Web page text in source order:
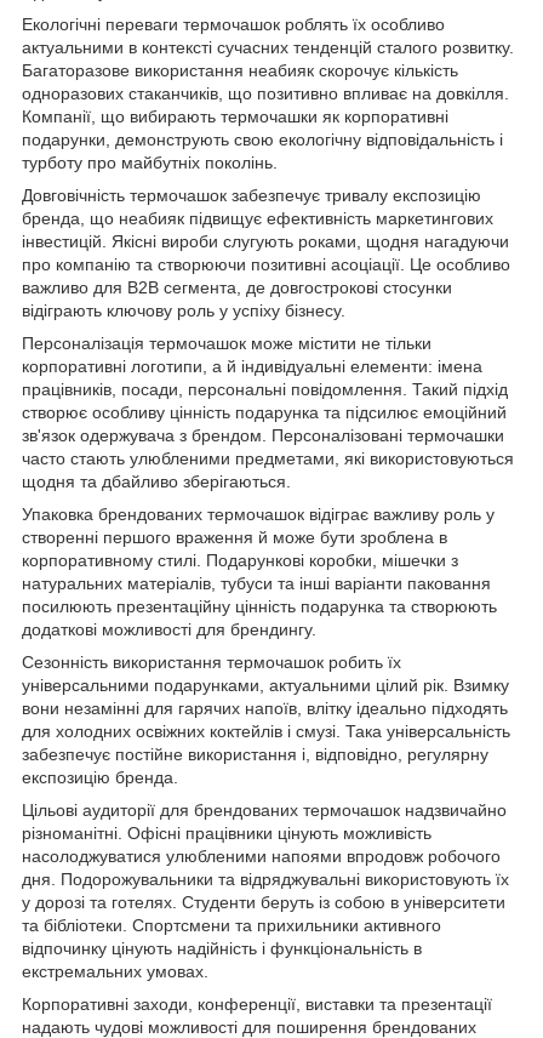
Екологічні переваги термочашок роблять їх особливо
актуальними в контексті сучасних тенденцій сталого розвитку.
Багаторазове використання неабияк скорочує кількість
одноразових стаканчиків, що позитивно впливає на довкілля.
Компанії, що вибирають термочашки як корпоративні
подарунки, демонструють свою екологічну відповідальність і
турботу про майбутніх поколінь.
Довговічність термочашок забезпечує тривалу експозицію
бренда, що неабияк підвищує ефективність маркетингових
інвестицій. Якісні вироби слугують роками, щодня нагадуючи
про компанію та створюючи позитивні асоціації. Це особливо
важливо для B2B сегмента, де довгострокові стосунки
відіграють ключову роль у успіху бізнесу.
Персоналізація термочашок може містити не тільки
корпоративні логотипи, а й індивідуальні елементи: імена
працівників, посади, персональні повідомлення. Такий підхід
створює особливу цінність подарунка та підсилює емоційний
зв'язок одержувача з брендом. Персоналізовані термочашки
часто стають улюбленими предметами, які використовуються
щодня та дбайливо зберігаються.
Упаковка брендованих термочашок відіграє важливу роль у
створенні першого враження й може бути зроблена в
корпоративному стилі. Подарункові коробки, мішечки з
натуральних матеріалів, тубуси та інші варіанти паковання
посилюють презентаційну цінність подарунка та створюють
додаткові можливості для брендингу.
Сезонність використання термочашок робить їх
універсальними подарунками, актуальними цілий рік. Взимку
вони незамінні для гарячих напоїв, влітку ідеально підходять
для холодних освіжних коктейлів і смузі. Така універсальність
забезпечує постійне використання і, відповідно, регулярну
експозицію бренда.
Цільові аудиторії для брендованих термочашок надзвичайно
різноманітні. Офісні працівники цінують можливість
насолоджуватися улюбленими напоями впродовж робочого
дня. Подорожувальники та відряджувальні використовують їх
у дорозі та готелях. Студенти беруть із собою в університети
та бібліотеки. Спортсмени та прихильники активного
відпочинку цінують надійність і функціональність в
екстремальних умовах.
Корпоративні заходи, конференції, виставки та презентації
надають чудові можливості для поширення брендованих